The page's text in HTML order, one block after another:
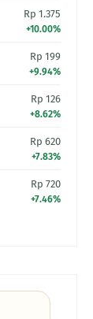
Rp 1.375
+10.00%
Rp 199
+9.94%
Rp 126
+8.62%
Rp 620
+7.83%
Rp 720
+7.46%